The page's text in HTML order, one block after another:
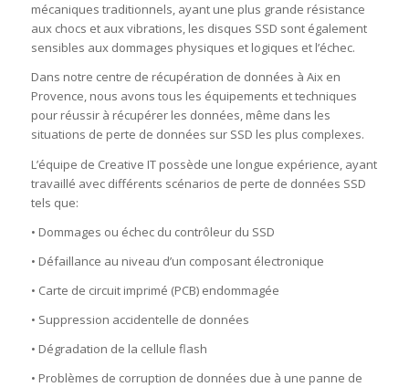
mécaniques traditionnels, ayant une plus grande résistance
aux chocs et aux vibrations, les disques SSD sont également
sensibles aux dommages physiques et logiques et l’échec.
Dans notre centre de récupération de données à Aix en
Provence, nous avons tous les équipements et techniques
pour réussir à récupérer les données, même dans les
situations de perte de données sur SSD les plus complexes.
L’équipe de Creative IT possède une longue expérience, ayant
travaillé avec différents scénarios de perte de données SSD
tels que:
• Dommages ou échec du contrôleur du SSD
• Défaillance au niveau d’un composant électronique
• Carte de circuit imprimé (PCB) endommagée
• Suppression accidentelle de données
• Dégradation de la cellule flash
• Problèmes de corruption de données due à une panne de